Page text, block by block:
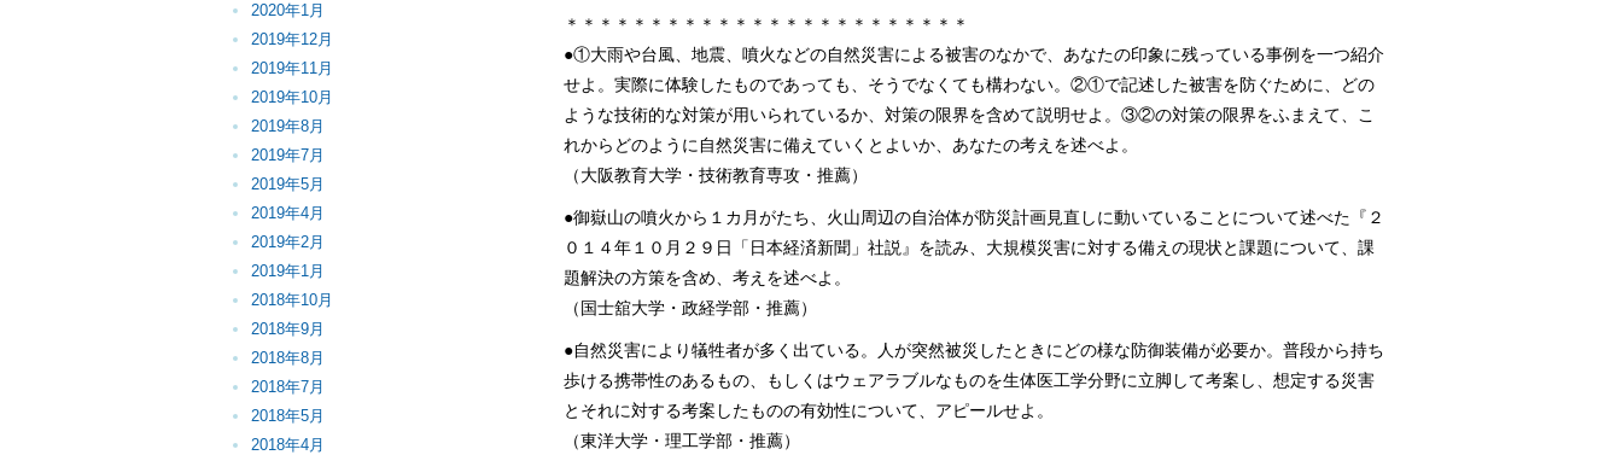
2020年1月
2019年12月
2019年11月
2019年10月
2019年8月
2019年7月
2019年5月
2019年4月
2019年2月
2019年1月
2018年10月
2018年9月
2018年8月
2018年7月
2018年5月
2018年4月
＊＊＊＊＊＊＊＊＊＊＊＊＊＊＊＊＊＊＊＊＊＊＊＊
●①大雨や台風、地震、噴火などの自然災害による被害のなかで、あなたの印象に残っている事例を一つ紹介
せよ。実際に体験したものであっても、そうでなくても構わない。②①で記述した被害を防ぐために、どの
ような技術的な対策が用いられているか、対策の限界を含めて説明せよ。③②の対策の限界をふまえて、こ
れからどのように自然災害に備えていくとよいか、あなたの考えを述べよ。
（大阪教育大学・技術教育専攻・推薦）
●御嶽山の噴火から１カ月がたち、火山周辺の自治体が防災計画見直しに動いていることについて述べた『２
０１４年１０月２９日「日本経済新聞」社説』を読み、大規模災害に対する備えの現状と課題について、課
題解決の方策を含め、考えを述べよ。
（国士舘大学・政経学部・推薦）
●自然災害により犠牲者が多く出ている。人が突然被災したときにどの様な防御装備が必要か。普段から持ち
歩ける携帯性のあるもの、もしくはウェアラブルなものを生体医工学分野に立脚して考案し、想定する災害
とそれに対する考案したものの有効性について、アピールせよ。
（東洋大学・理工学部・推薦）